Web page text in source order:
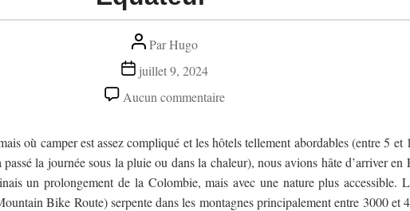
Auteur
de
l’article
ParHugo
Date
de
juillet 9, 2024
Aucun commentairesur
où camper est assez compliqué et les hôtels tellement abordables (entre 5 et
la journée sous la pluie ou dans la chaleur), nous avions hâte d’arriver en
un prolongement de la Colombie, mais avec une nature plus accessible.
Bike Route) serpente dans les montagnes principalement entre 3000 et